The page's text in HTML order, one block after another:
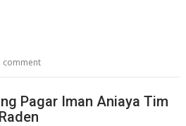
comment
Pagar Iman Aniaya Tim